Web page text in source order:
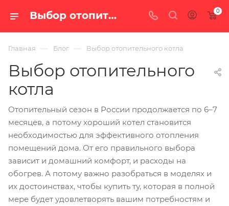
Выбор отопительного котла — блог интернет-магазина «100 печей.ру» 0
Главная — Блог — Выбор отопительного котла
Выбор отопительного
котла
Отопительный сезон в России продолжается по 6–7
месяцев, а потому хороший котел становится
необходимостью для эффективного отопления
помещений дома. От его правильного выбора
зависит и домашний комфорт, и расходы на
обогрев. А потому важно разобраться в моделях и
их достоинствах, чтобы купить ту, которая в полной
мере будет удовлетворять вашим потребностям и